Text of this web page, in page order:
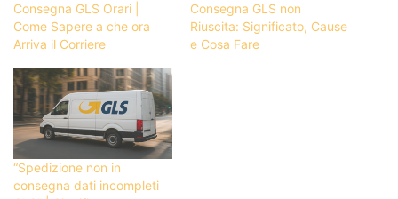
Consegna GLS Orari |
Come Sapere a che ora
Arriva il Corriere
Consegna GLS non
Riuscita: Significato, Cause
e Cosa Fare
“Spedizione non in
consegna dati incompleti